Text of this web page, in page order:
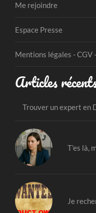
Me rejoindre
Espace Presse
Mentions légales - CGV
Articles
Trouver un expert en
T’es là,
Je